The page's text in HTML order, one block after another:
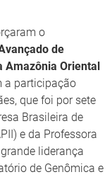
o
de
Amazônia Oriental
a participação
que foi por sete
Brasileira de
e da Professora
liderança
de Genômica e